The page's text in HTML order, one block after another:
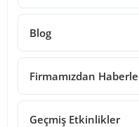
Share
Post Views: 956
19-21 Haziran 2024’te
endüstrisi için en büyük
International Medical
Blog
Firmamızdan
Geçmiş Etkinlikler